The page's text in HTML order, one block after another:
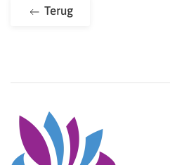
Terug